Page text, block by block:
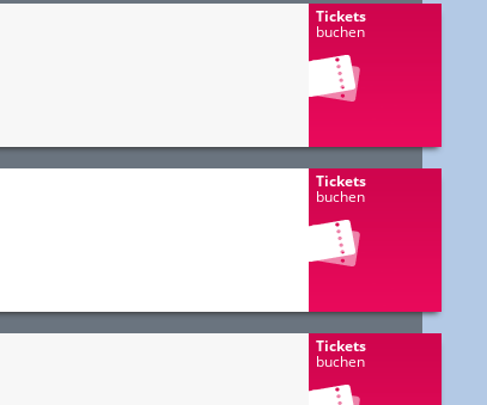
Tickets
buchen
Tickets
buchen
Tickets
buchen